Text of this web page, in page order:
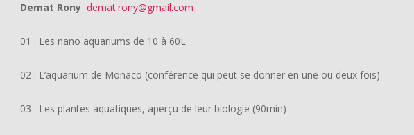
Demat Rony demat.rony@gmail.com
01 : Les nano aquariums de 10 à 60L
02 : L’aquarium de Monaco (conférence qui peut se donner en une ou deux fois)
03 : Les plantes aquatiques, aperçu de leur biologie (90min)